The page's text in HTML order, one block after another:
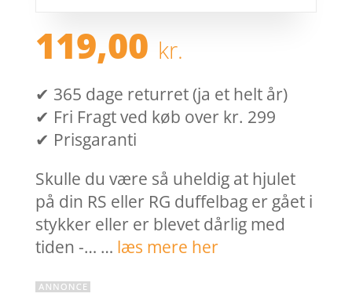
119,00 kr.
✔ 365 dage returret (ja et helt år)
✔ Fri Fragt ved køb over kr. 299
✔ Prisgaranti
Skulle du være så uheldig at hjulet
på din RS eller RG duffelbag er gået i
stykker eller er blevet dårlig med
tiden -… … læs mere her